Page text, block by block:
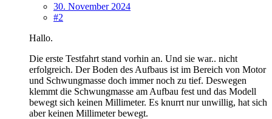
30. November 2024
#2
Hallo.
Die erste Testfahrt stand vorhin an. Und sie war.. nicht
erfolgreich. Der Boden des Aufbaus ist im Bereich von Motor
und Schwungmasse doch immer noch zu tief. Deswegen
klemmt die Schwungmasse am Aufbau fest und das Modell
bewegt sich keinen Millimeter. Es knurrt nur unwillig, hat sich
aber keinen Millimeter bewegt.